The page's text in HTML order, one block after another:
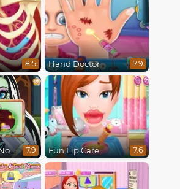
8.5 Hand Doctor 7.9
Monster High Nose Doctor 7.9 Fun Lip Care 7.6